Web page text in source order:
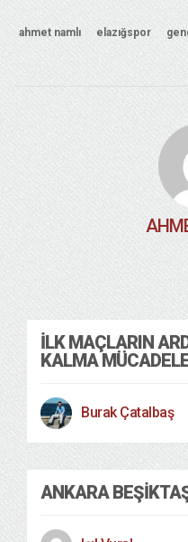
ahmet namlı elazığspor
İLK MAÇLARIN
KALMA
Burak Çatalbaş
ANKARA